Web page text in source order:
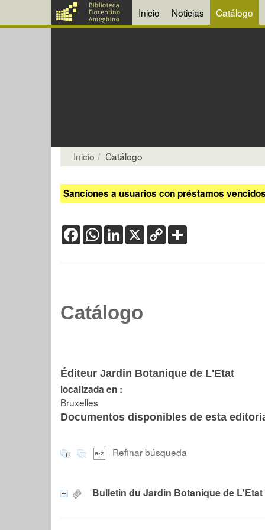
Inicio Noticias Catálogo
Inicio Catálogo
Sanciones a usuarios con préstamos
FacebookWhatsApp
LinkedIn
X Copy
Link
Catálogo
Éditeur Jardin Botanique de L'Etat
localizada en :
Bruxelles
Documentos disponibles de esta
Refinar búsqueda
Bulletin du Jardin Botanique de L'Etat